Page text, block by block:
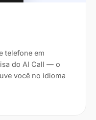
telefone em
do AI Call — o
você no idioma